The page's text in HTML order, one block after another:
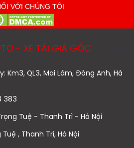
VỚI CHÚNG TÔI
- XE TẢI GIÁ GỐC
Km3, QL3, Mai Lâm, Đông Anh, Hà
383
Tuệ - Thanh Trì - Hà Nội
, Thanh Trì, Hà Nội